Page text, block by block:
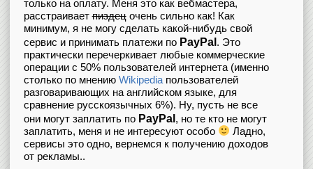
только на оплату. Меня это как вебмастера,
расстраиваетпиздецочень сильно как! Как
минимум, я не могу сделать какой-нибудь свой
сервис и принимать платежи по PayPal. Это
практически перечеркивает любые коммерческие
операции с 50% пользователей интернета (именно
столько по мнению Wikipedia пользователей
разговаривающих на английском языке, для
сравнение русскоязычных 6%). Ну, пусть не все
они могут заплатить по PayPal, но те кто не могут
заплатить, меня и не интересуют особо
Ладно,
сервисы это одно, вернемся к получению доходов
от рекламы..